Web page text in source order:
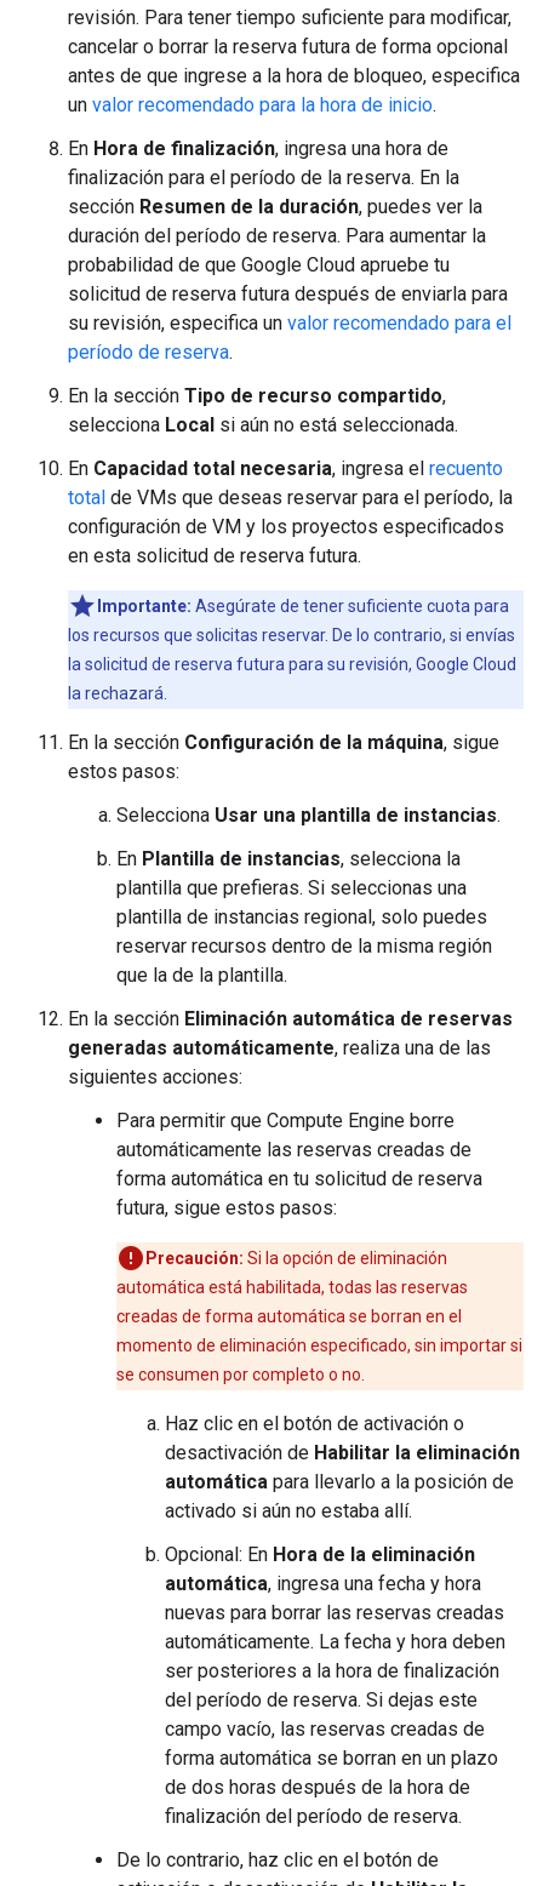
revisión. Para tener tiempo suficiente para modificar,
cancelar o borrar la reserva futura de forma opcional
antes de que ingrese a la hora de bloqueo, especifica
un valor recomendado para la hora de inicio.
En Hora de finalización, ingresa una hora de
finalización para el período de la reserva. En la
sección Resumen de la duración, puedes ver la
duración del período de reserva. Para aumentar la
probabilidad de que Google Cloud apruebe tu
solicitud de reserva futura después de enviarla para
su revisión, especifica un valor recomendado para el
período de reserva.
En la sección Tipo de recurso compartido,
selecciona Local si aún no está seleccionada.
En Capacidad total necesaria, ingresa el recuento
total de VMs que deseas reservar para el período, la
configuración de VM y los proyectos especificados
en esta solicitud de reserva futura.
Importante: Asegúrate de tener suficiente cuota para
los recursos que solicitas reservar. De lo contrario, si envías
la solicitud de reserva futura para su revisión, Google Cloud
la rechazará.
En la sección Configuración de la máquina, sigue
estos pasos:
Selecciona Usar una plantilla de instancias.
En Plantilla de instancias, selecciona la
plantilla que prefieras. Si seleccionas una
plantilla de instancias regional, solo puedes
reservar recursos dentro de la misma región
que la de la plantilla.
En la sección Eliminación automática de reservas
generadas automáticamente, realiza una de las
siguientes acciones:
Para permitir que Compute Engine borre
automáticamente las reservas creadas de
forma automática en tu solicitud de reserva
futura, sigue estos pasos:
Precaución: Si la opción de eliminación
automática está habilitada, todas las reservas
creadas de forma automática se borran en el
momento de eliminación especificado, sin importar si
se consumen por completo o no.
Haz clic en el botón de activación o
desactivación de Habilitar la eliminación
automática para llevarlo a la posición de
activado si aún no estaba allí.
Opcional: En Hora de la eliminación
automática, ingresa una fecha y hora
nuevas para borrar las reservas creadas
automáticamente. La fecha y hora deben
ser posteriores a la hora de finalización
del período de reserva. Si dejas este
campo vacío, las reservas creadas de
forma automática se borran en un plazo
de dos horas después de la hora de
finalización del período de reserva.
De lo contrario, haz clic en el botón de